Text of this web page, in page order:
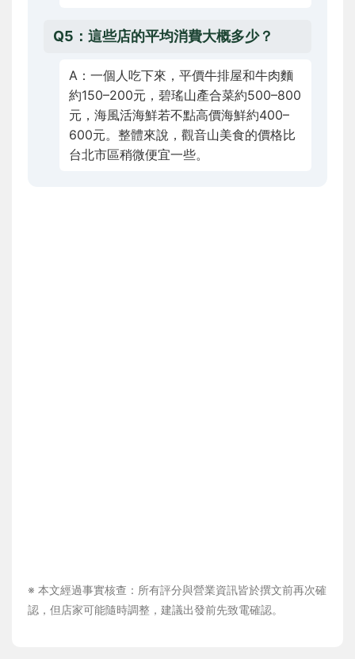
Q5：這些店的平均消費大概多少？
A：一個人吃下來，平價牛排屋和牛肉麵
約150–200元，碧瑤山產合菜約500–800
元，海風活海鮮若不點高價海鮮約400–
600元。整體來說，觀音山美食的價格比
台北市區稍微便宜一些。
※ 本文經過事實核查：所有評分與營業資訊皆於撰文前再次確
認，但店家可能隨時調整，建議出發前先致電確認。